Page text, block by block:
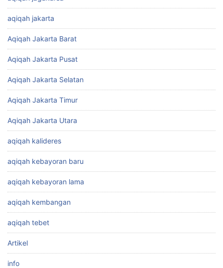
aqiqah jakarta
Aqiqah Jakarta Barat
Aqiqah Jakarta Pusat
Aqiqah Jakarta Selatan
Aqiqah Jakarta Timur
Aqiqah Jakarta Utara
aqiqah kalideres
aqiqah kebayoran baru
aqiqah kebayoran lama
aqiqah kembangan
aqiqah tebet
Artikel
info